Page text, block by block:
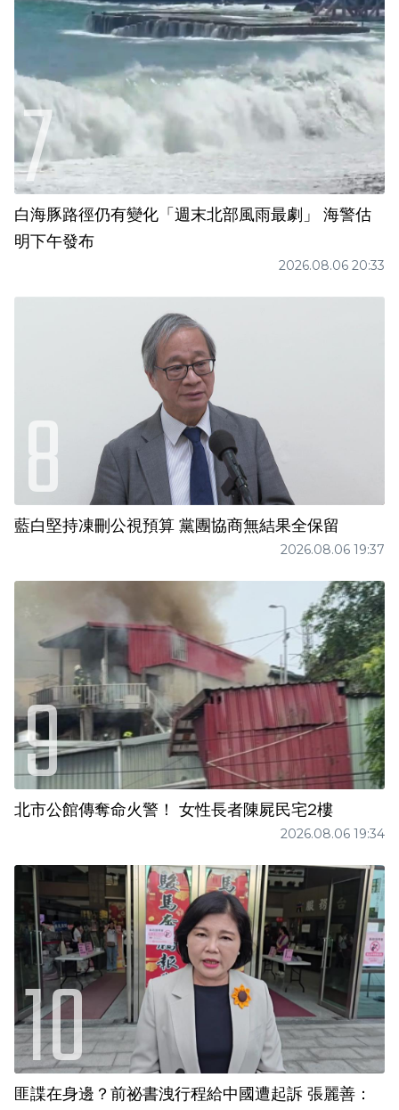
白海豚路徑仍有變化「週末北部風雨最劇」 海警估
明下午發布
2026.08.06 20:33
藍白堅持凍刪公視預算 黨團協商無結果全保留
2026.08.06 19:37
北市公館傳奪命火警！ 女性長者陳屍民宅2樓
2026.08.06 19:34
匪諜在身邊？前祕書洩行程給中國遭起訴 張麗善：